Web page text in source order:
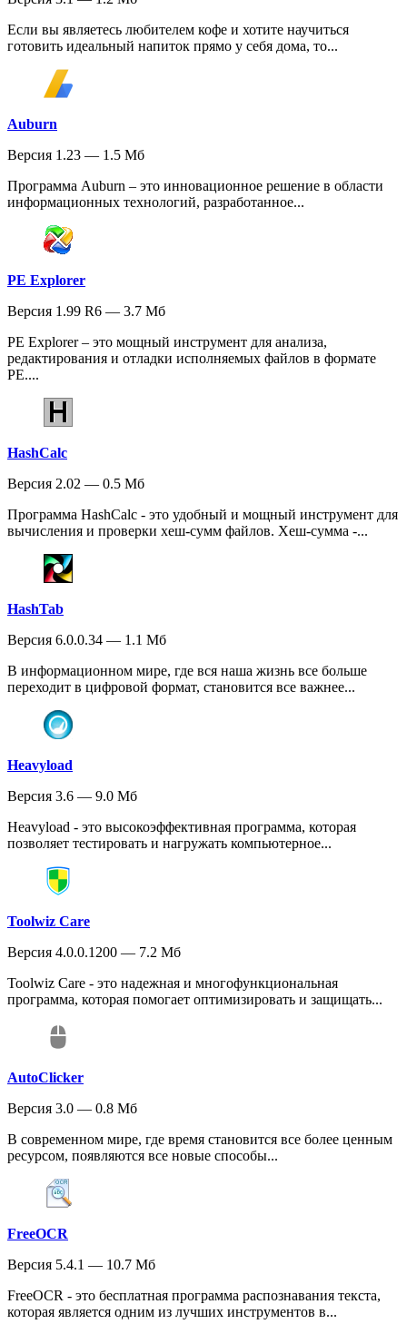
Если вы являетесь любителем кофе и хотите научиться
готовить идеальный напиток прямо у себя дома, то...
Auburn
Версия 1.23 — 1.5 Мб
Программа Auburn – это инновационное решение в области
информационных технологий, разработанное...
PE Explorer
Версия 1.99 R6 — 3.7 Мб
PE Explorer – это мощный инструмент для анализа,
редактирования и отладки исполняемых файлов в формате
PE....
HashCalc
Версия 2.02 — 0.5 Мб
Программа HashCalc - это удобный и мощный инструмент для
вычисления и проверки хеш-сумм файлов. Хеш-сумма -...
HashTab
Версия 6.0.0.34 — 1.1 Мб
В информационном мире, где вся наша жизнь все больше
переходит в цифровой формат, становится все важнее...
Heavyload
Версия 3.6 — 9.0 Мб
Heavyload - это высокоэффективная программа, которая
позволяет тестировать и нагружать компьютерное...
Toolwiz Care
Версия 4.0.0.1200 — 7.2 Мб
Toolwiz Care - это надежная и многофункциональная
программа, которая помогает оптимизировать и защищать...
AutoClicker
Версия 3.0 — 0.8 Мб
В современном мире, где время становится все более ценным
ресурсом, появляются все новые способы...
FreeOCR
Версия 5.4.1 — 10.7 Мб
FreeOCR - это бесплатная программа распознавания текста,
которая является одним из лучших инструментов в...